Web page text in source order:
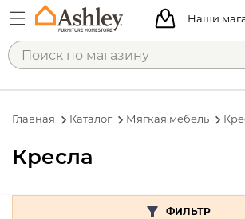
Наши
Главная Каталог Мягкая мебель
Кресла
ФИЛЬТР